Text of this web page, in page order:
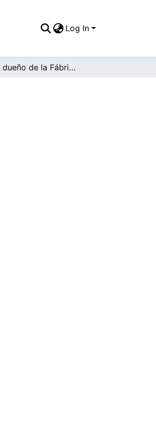
Log In
Primer dueño de la Fábrica de Café Ginebras